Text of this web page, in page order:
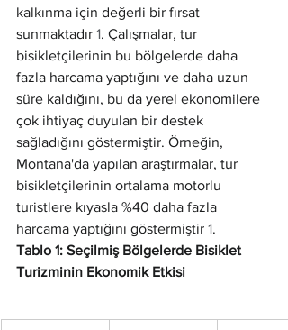
kalkınma için değerli bir fırsat
sunmaktadır 1. Çalışmalar, tur
bisikletçilerinin bu bölgelerde daha
fazla harcama yaptığını ve daha uzun
süre kaldığını, bu da yerel ekonomilere
çok ihtiyaç duyulan bir destek
sağladığını göstermiştir. Örneğin,
Montana'da yapılan araştırmalar, tur
bisikletçilerinin ortalama motorlu
turistlere kıyasla %40 daha fazla
harcama yaptığını göstermiştir 1.
Tablo 1: Seçilmiş Bölgelerde Bisiklet
Turizminin Ekonomik Etkisi